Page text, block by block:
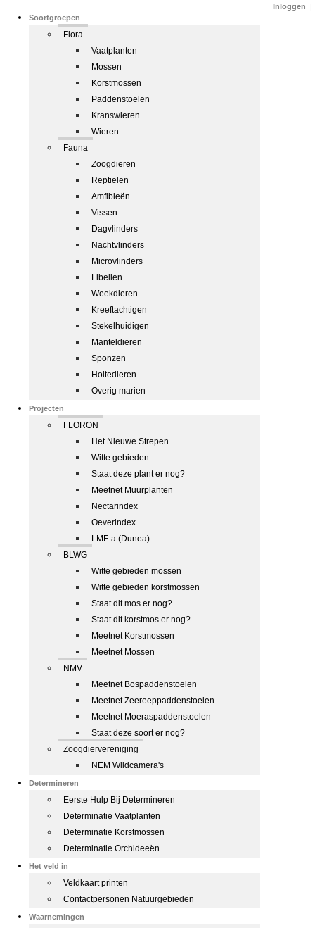
Soortgroepen
Flora
Vaatplanten
Mossen
Korstmossen
Paddenstoelen
Kranswieren
Wieren
Fauna
Zoogdieren
Reptielen
Amfibieën
Vissen
Dagvlinders
Nachtvlinders
Microvlinders
Libellen
Weekdieren
Kreeftachtigen
Stekelhuidigen
Manteldieren
Sponzen
Holtedieren
Overig marien
Projecten
FLORON
Het Nieuwe Strepen
Witte gebieden
Staat deze plant er nog?
Meetnet Muurplanten
Nectarindex
Oeverindex
LMF-a (Dunea)
BLWG
Witte gebieden mossen
Witte gebieden korstmossen
Staat dit mos er nog?
Staat dit korstmos er nog?
Meetnet Korstmossen
Meetnet Mossen
NMV
Meetnet Bospaddenstoelen
Meetnet Zeereeppaddenstoelen
Meetnet Moeraspaddenstoelen
Staat deze soort er nog?
Zoogdiervereniging
NEM Wildcamera's
Determineren
Eerste Hulp Bij Determineren
Determinatie Vaatplanten
Determinatie Korstmossen
Determinatie Orchideeën
Het veld in
Veldkaart printen
Contactpersonen Natuurgebieden
Waarnemingen
Inloggen |